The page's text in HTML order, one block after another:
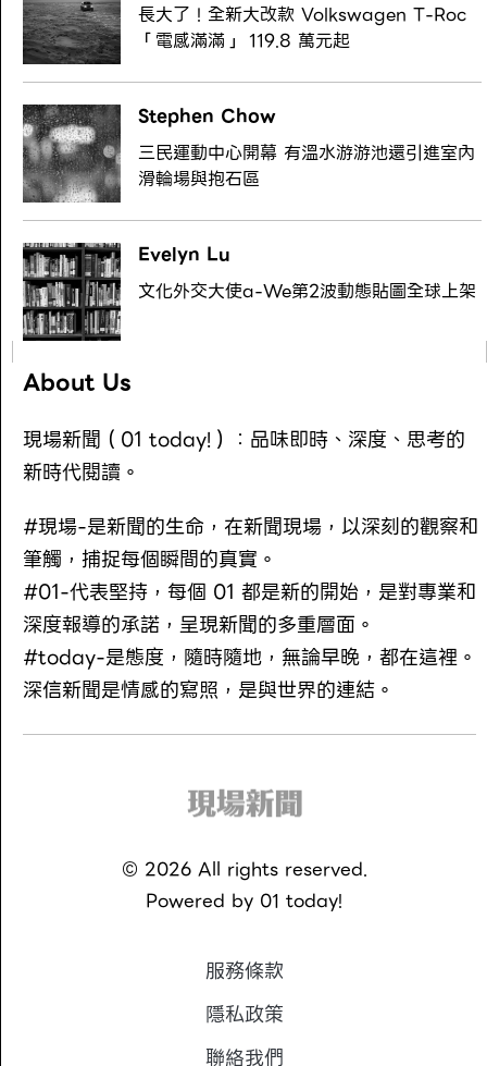
長大了！全新大改款 Volkswagen T-Roc
「電感滿滿」 119.8 萬元起
Stephen Chow
三民運動中心開幕 有溫水游游池還引進室內
滑輪場與抱石區
Evelyn Lu
文化外交大使a-We第2波動態貼圖全球上架
About Us
現場新聞（01 today!）：品味即時、深度、思考的
新時代閱讀。
#現場-是新聞的生命，在新聞現場，以深刻的觀察和
筆觸，捕捉每個瞬間的真實。
#01-代表堅持，每個 01 都是新的開始，是對專業和
深度報導的承諾，呈現新聞的多重層面。
#today-是態度，隨時隨地，無論早晚，都在這裡。
深信新聞是情感的寫照，是與世界的連結。
© 2026All rights reserved.
Powered by 01 today!
服務條款
隱私政策
聯絡我們